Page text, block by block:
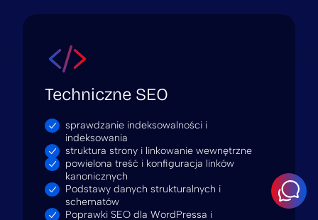
Techniczne SEO
sprawdzanie indeksowalności i
indeksowania
struktura strony i linkowanie wewnętrzne
powielona treść i konfiguracja linków
kanonicznych
Podstawy danych strukturalnych i
schematów
Poprawki SEO dla WordPressa i